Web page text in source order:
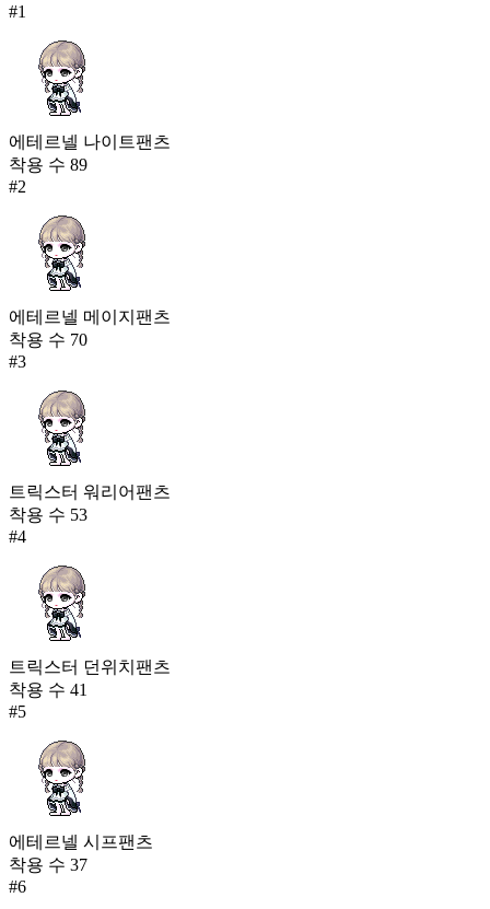
#1
에테르넬 나이트팬츠
착용 수 89
#2
에테르넬 메이지팬츠
착용 수 70
#3
트릭스터 워리어팬츠
착용 수 53
#4
트릭스터 던위치팬츠
착용 수 41
#5
에테르넬 시프팬츠
착용 수 37
#6